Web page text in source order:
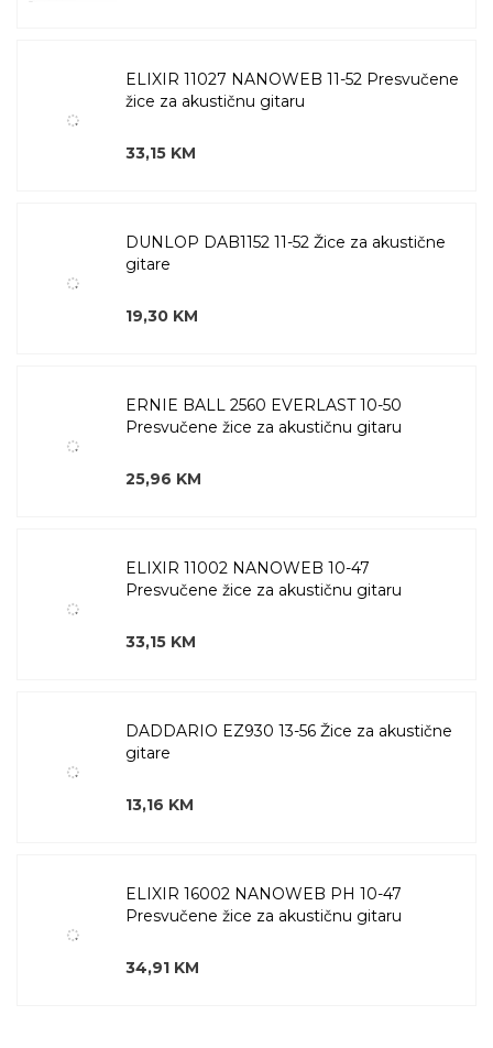
ELIXIR 11027 NANOWEB 11-52 Presvučene
žice za akustičnu gitaru
33,15 KM
DUNLOP DAB1152 11-52 Žice za akustične
gitare
19,30 KM
ERNIE BALL 2560 EVERLAST 10-50
Presvučene žice za akustičnu gitaru
25,96 KM
ELIXIR 11002 NANOWEB 10-47
Presvučene žice za akustičnu gitaru
33,15 KM
DADDARIO EZ930 13-56 Žice za akustične
gitare
13,16 KM
ELIXIR 16002 NANOWEB PH 10-47
Presvučene žice za akustičnu gitaru
34,91 KM